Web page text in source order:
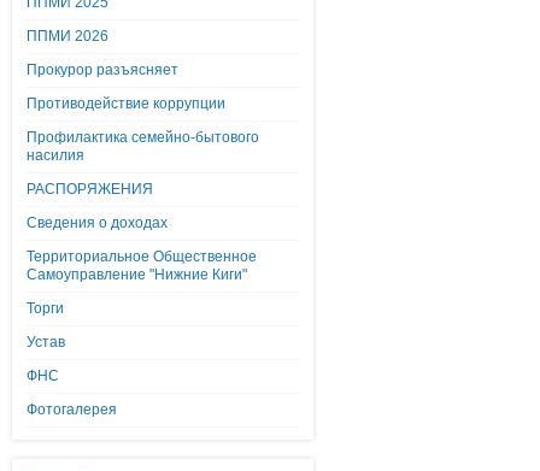
ППМИ 2026
Прокурор разъясняет
Противодействие коррупции
Профилактика семейно-бытового
насилия
РАСПОРЯЖЕНИЯ
Сведения о доходах
Территориальное Общественное
Самоуправление "Нижние Киги"
Торги
Устав
ФНС
Фотогалерея